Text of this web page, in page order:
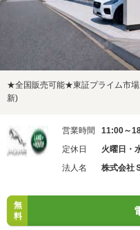
★全国販売可能★東証プライム市
新)
営業時間
11:00～
定休日
火曜日・
法人名
株式会社
無
料